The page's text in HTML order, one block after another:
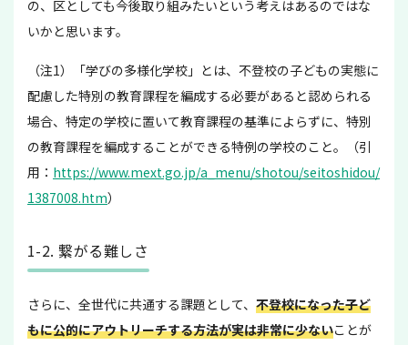
の、区としても今後取り組みたいという考えはあるのではな
いかと思います。
（注1）「学びの多様化学校」とは、不登校の子どもの実態に
配慮した特別の教育課程を編成する必要があると認められる
場合、特定の学校に置いて教育課程の基準によらずに、特別
の教育課程を編成することができる特例の学校のこと。（引
用： https://www.mext.go.jp/a_menu/shotou/seitoshidou/
1387008.htm）
1-2. 繋がる難しさ
さらに、全世代に共通する課題として、 不登校になった子ど
もに公的にアウトリーチする方法が実は非常に少ないことが